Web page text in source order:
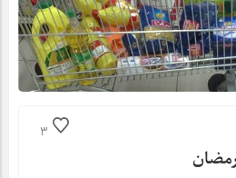
3